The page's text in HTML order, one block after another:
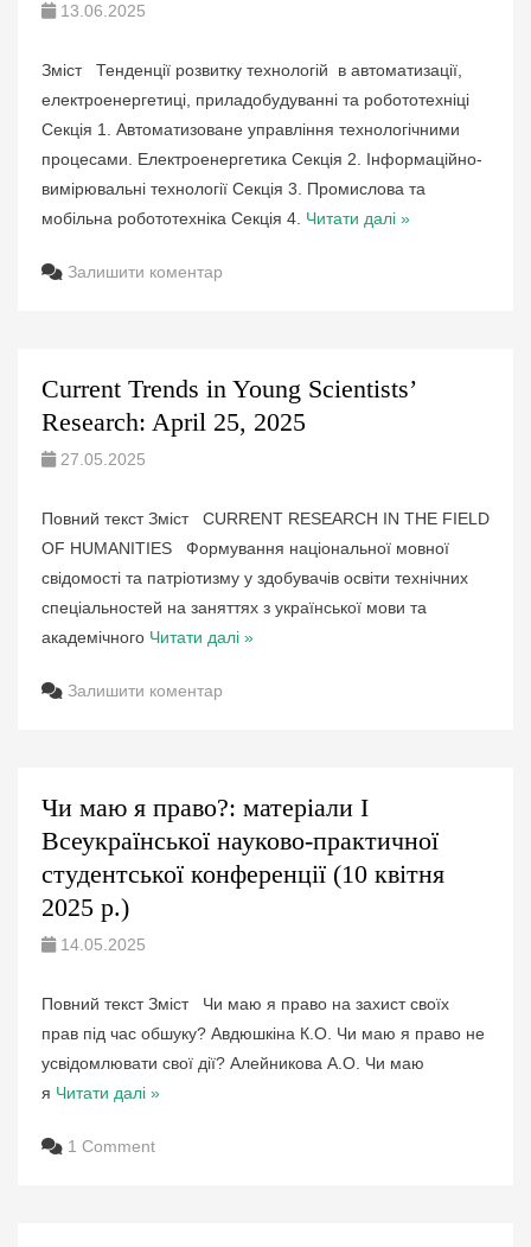
13.06.2025
Зміст Тенденції розвитку технологій в автоматизації,
електроенергетиці, приладобудуванні та робототехніці
Секція 1. Автоматизоване управління технологічними
процесами. Електроенергетика Секція 2. Інформаційно-
вимірювальні технології Секція 3. Промислова та
мобільна робототехніка Секція 4. Читати далі »
Залишити коментар
Current Trends in Young Scientists’
Research: April 25, 2025
27.05.2025
Повний текст Зміст CURRENT RESEARCH IN THE FIELD
OF HUMANITIES Формування національної мовної
свідомості та патріотизму у здобувачів освіти технічних
спеціальностей на заняттях з української мови та
академічного Читати далі »
Залишити коментар
Чи маю я право?: матеріали І
Всеукраїнської науково-практичної
студентської конференції (10 квітня
2025 р.)
14.05.2025
Повний текст Зміст Чи маю я право на захист своїх
прав під час обшуку? Авдюшкіна К.О. Чи маю я право не
усвідомлювати свої дії? Алейникова А.О. Чи маю
я Читати далі »
1 Comment